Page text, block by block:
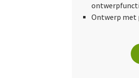
Ontwerp met